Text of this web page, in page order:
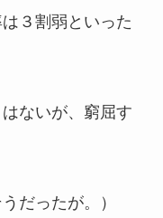
３割弱といった
ないが、窮屈す
だったが。）